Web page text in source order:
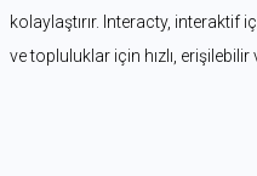
kolaylaştırır. Interacty, interaktif
ve topluluklar için hızlı, erişilebilir